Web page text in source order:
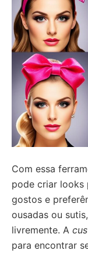
Com essa
pode criar looks
gostos e
ousadas ou
livremente. A
para encontrar